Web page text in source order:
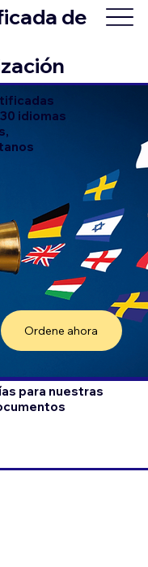
de
idiomas
Ordene ahora
para nuestras